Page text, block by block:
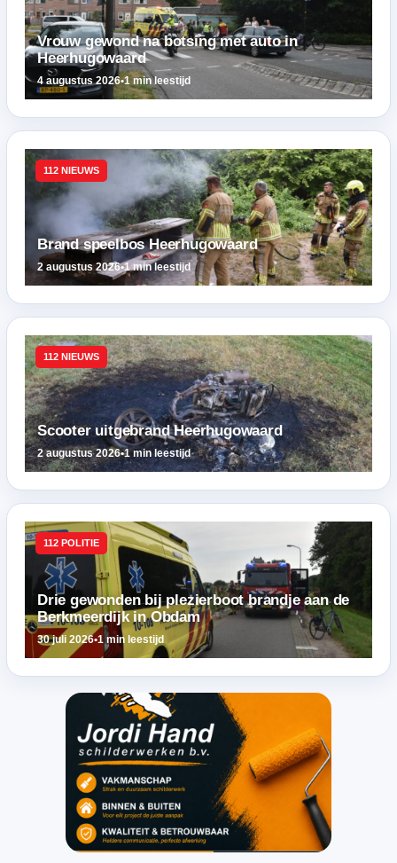
Vrouw gewond na botsing met auto in
Heerhugowaard
4 augustus 2026•1 min leestijd
112 NIEUWS
Brand speelbos Heerhugowaard
2 augustus 2026•1 min leestijd
112 NIEUWS
Scooter uitgebrand Heerhugowaard
2 augustus 2026•1 min leestijd
112 POLITIE
Drie gewonden bij plezierboot brandje aan de
Berkmeerdijk in Obdam
30 juli 2026•1 min leestijd